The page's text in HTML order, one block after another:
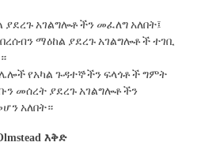
ያደረጉ አገልግሎቶችን መፈለግ አለበት፤
ማዕከል ያደረጉ አገልግሎቶች ተገቢ
የአካል ጉዳተኞችን ፍላጎቶች ግምት
መሰረት ያደረጉ አገልግሎቶችን
አለበት።
እቅድ